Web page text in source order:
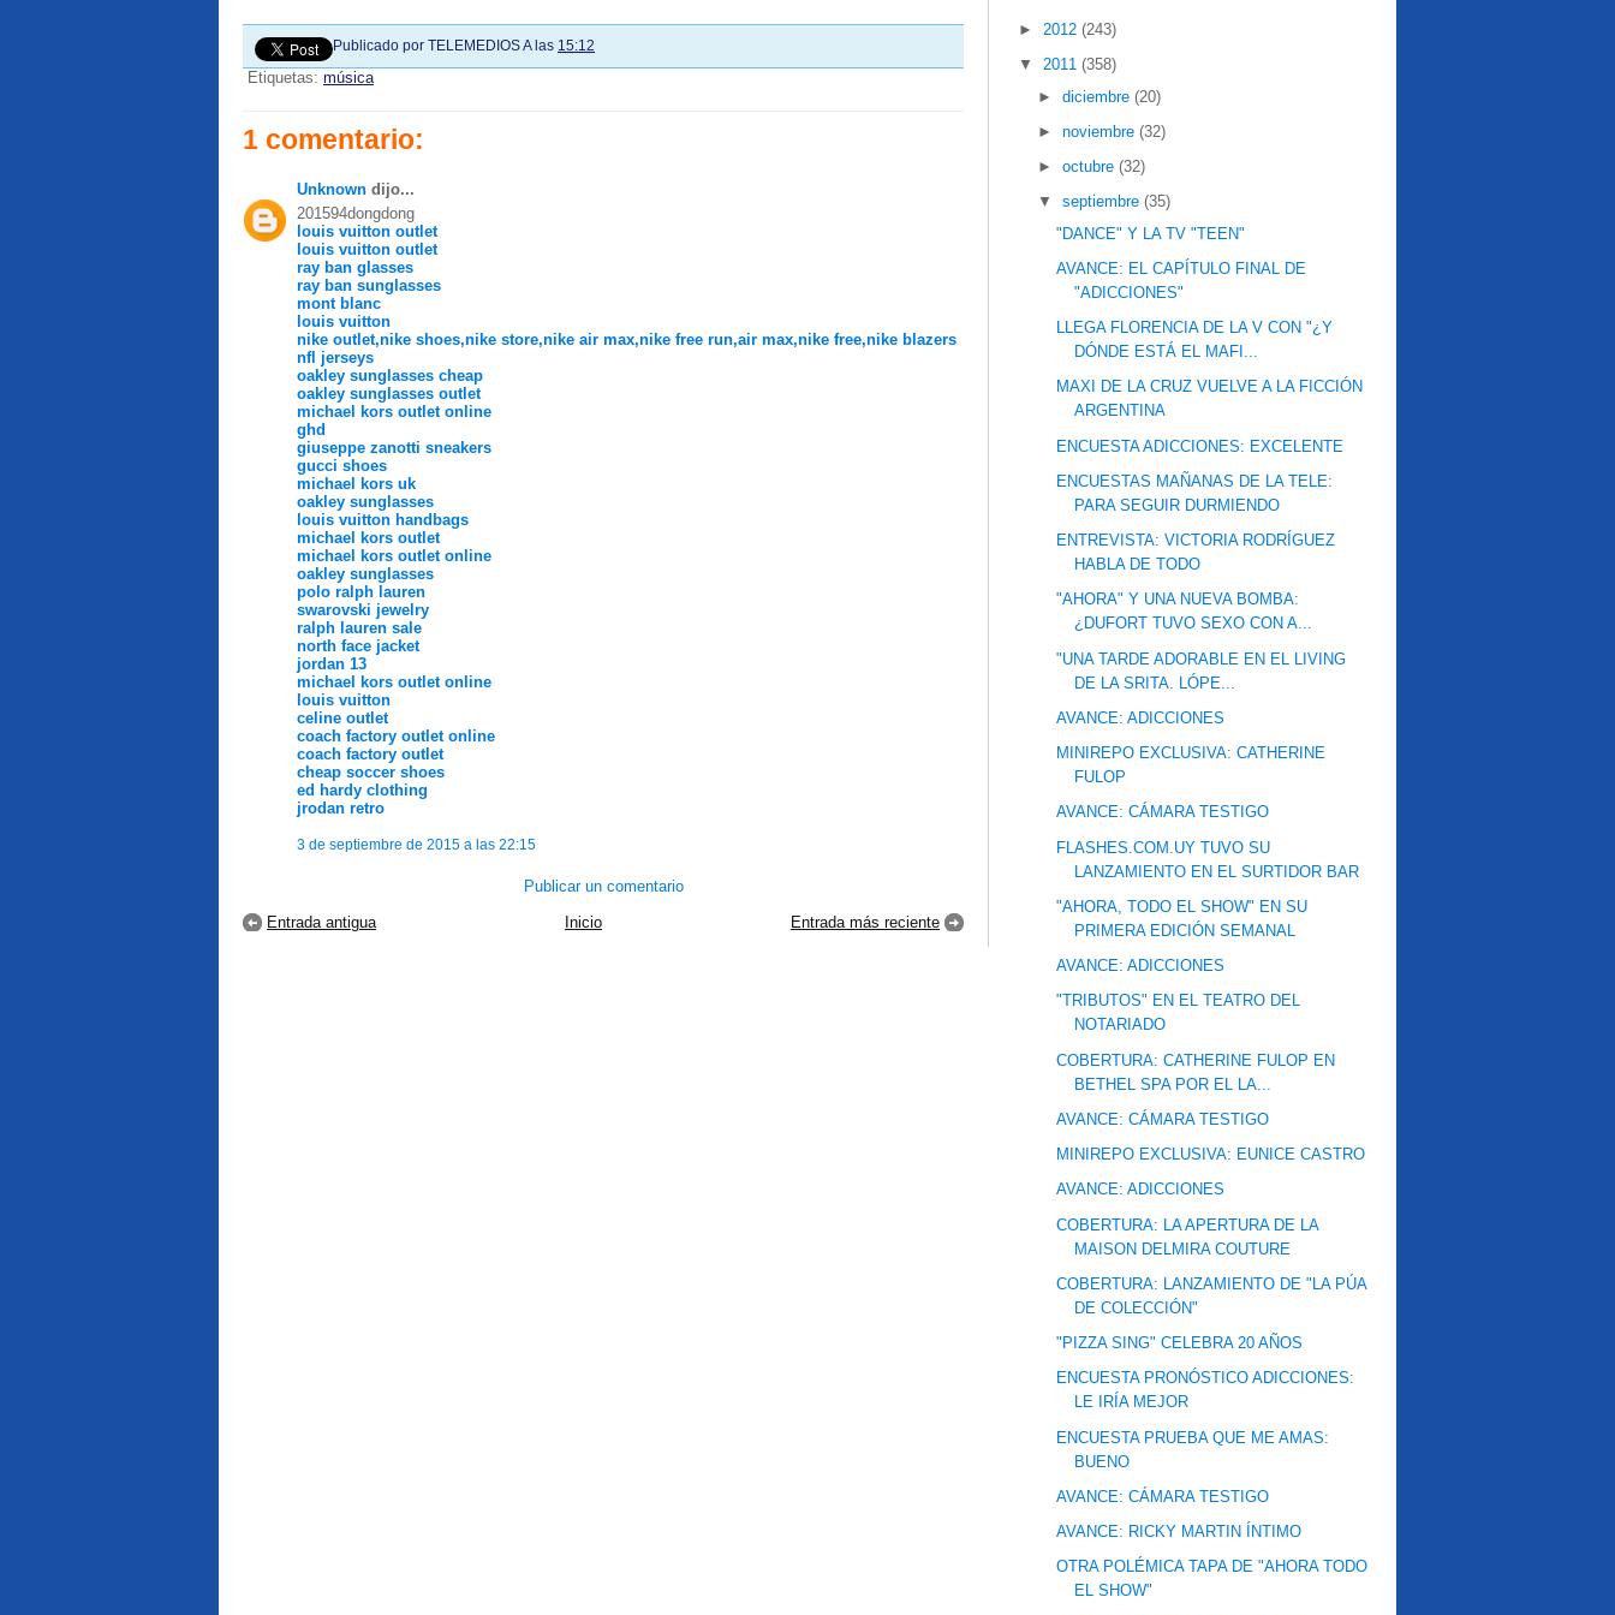
Publicado por TELEMEDIOSA las 15:12
Etiquetas: música
1 comentario:
Unknown dijo...
201594dongdong
louis vuitton outlet
louis vuitton outlet
ray ban glasses
ray ban sunglasses
mont blanc
louis vuitton
nike outlet,nike shoes,nike store,nike air max,nike free run,air max,nike free,nike blazers
nfl jerseys
oakley sunglasses cheap
oakley sunglasses outlet
michael kors outlet online
ghd
giuseppe zanotti sneakers
gucci shoes
michael kors uk
oakley sunglasses
louis vuitton handbags
michael kors outlet
michael kors outlet online
oakley sunglasses
polo ralph lauren
swarovski jewelry
ralph lauren sale
north face jacket
jordan 13
michael kors outlet online
louis vuitton
celine outlet
coach factory outlet online
coach factory outlet
cheap soccer shoes
ed hardy clothing
jrodan retro
3 de septiembre de 2015 a las 22:15
Publicar un comentario
Entrada más reciente
Entrada antigua Inicio
► 2012 (243)
▼ 2011 (358)
► diciembre (20)
► noviembre (32)
► octubre (32)
▼ septiembre (35)
"DANCE" Y LA TV "TEEN"
AVANCE: EL CAPÍTULO FINAL DE
"ADICCIONES"
LLEGA FLORENCIA DE LA V CON "¿Y
DÓNDE ESTÁ EL MAFI...
MAXI DE LA CRUZ VUELVE A LA FICCIÓN
ARGENTINA
ENCUESTA ADICCIONES: EXCELENTE
ENCUESTAS MAÑANAS DE LA TELE:
PARA SEGUIR DURMIENDO
ENTREVISTA: VICTORIA RODRÍGUEZ
HABLA DE TODO
"AHORA" Y UNA NUEVA BOMBA:
¿DUFORT TUVO SEXO CON A...
"UNA TARDE ADORABLE EN EL LIVING
DE LA SRITA. LÓPE...
AVANCE: ADICCIONES
MINIREPO EXCLUSIVA: CATHERINE
FULOP
AVANCE: CÁMARA TESTIGO
FLASHES.COM.UY TUVO SU
LANZAMIENTO EN EL SURTIDOR BAR
"AHORA, TODO EL SHOW" EN SU
PRIMERA EDICIÓN SEMANAL
AVANCE: ADICCIONES
"TRIBUTOS" EN EL TEATRO DEL
NOTARIADO
COBERTURA: CATHERINE FULOP EN
BETHEL SPA POR EL LA...
AVANCE: CÁMARA TESTIGO
MINIREPO EXCLUSIVA: EUNICE CASTRO
AVANCE: ADICCIONES
COBERTURA: LA APERTURA DE LA
MAISON DELMIRA COUTURE
COBERTURA: LANZAMIENTO DE "LA PÚA
DE COLECCIÓN"
"PIZZA SING" CELEBRA 20 AÑOS
ENCUESTA PRONÓSTICO ADICCIONES:
LE IRÍA MEJOR
ENCUESTA PRUEBA QUE ME AMAS:
BUENO
AVANCE: CÁMARA TESTIGO
AVANCE: RICKY MARTIN ÍNTIMO
OTRA POLÉMICA TAPA DE "AHORA TODO
EL SHOW"